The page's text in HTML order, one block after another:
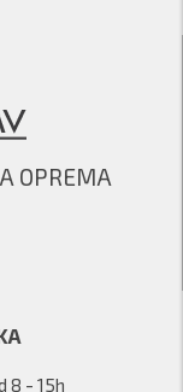
OPREMA
8 - 15h